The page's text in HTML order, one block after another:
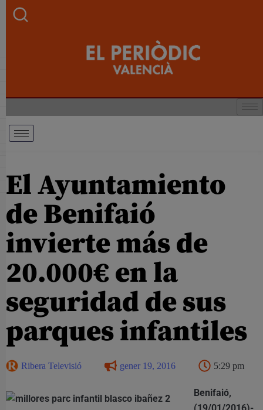
El Ayuntamiento
de Benifaió
invierte más de
20.000€ en la
seguridad de sus
parques infantiles
Ribera Televisió gener 19, 2016 5:29 pm
Benifaió,
(19/01/2016)-